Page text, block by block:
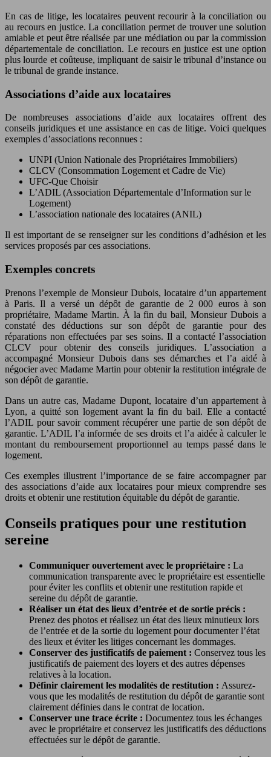
En cas de litige, les locataires peuvent recourir à la conciliation ou
au recours en justice. La conciliation permet de trouver une solution
amiable et peut être réalisée par une médiation ou par la commission
départementale de conciliation. Le recours en justice est une option
plus lourde et coûteuse, impliquant de saisir le tribunal d’instance ou
le tribunal de grande instance.
Associations d’aide aux locataires
De nombreuses associations d’aide aux locataires offrent des
conseils juridiques et une assistance en cas de litige. Voici quelques
exemples d’associations reconnues :
UNPI (Union Nationale des Propriétaires Immobiliers)
CLCV (Consommation Logement et Cadre de Vie)
UFC-Que Choisir
L’ADIL (Association Départementale d’Information sur le
Logement)
L’association nationale des locataires (ANIL)
Il est important de se renseigner sur les conditions d’adhésion et les
services proposés par ces associations.
Exemples concrets
Prenons l’exemple de Monsieur Dubois, locataire d’un appartement
à Paris. Il a versé un dépôt de garantie de 2 000 euros à son
propriétaire, Madame Martin. À la fin du bail, Monsieur Dubois a
constaté des déductions sur son dépôt de garantie pour des
réparations non effectuées par ses soins. Il a contacté l’association
CLCV pour obtenir des conseils juridiques. L’association a
accompagné Monsieur Dubois dans ses démarches et l’a aidé à
négocier avec Madame Martin pour obtenir la restitution intégrale de
son dépôt de garantie.
Dans un autre cas, Madame Dupont, locataire d’un appartement à
Lyon, a quitté son logement avant la fin du bail. Elle a contacté
l’ADIL pour savoir comment récupérer une partie de son dépôt de
garantie. L’ADIL l’a informée de ses droits et l’a aidée à calculer le
montant du remboursement proportionnel au temps passé dans le
logement.
Ces exemples illustrent l’importance de se faire accompagner par
des associations d’aide aux locataires pour mieux comprendre ses
droits et obtenir une restitution équitable du dépôt de garantie.
Conseils pratiques pour une restitution
sereine
Communiquer ouvertement avec le propriétaire : La
communication transparente avec le propriétaire est essentielle
pour éviter les conflits et obtenir une restitution rapide et
sereine du dépôt de garantie.
Réaliser un état des lieux d’entrée et de sortie précis :
Prenez des photos et réalisez un état des lieux minutieux lors
de l’entrée et de la sortie du logement pour documenter l’état
des lieux et éviter les litiges concernant les dommages.
Conserver des justificatifs de paiement : Conservez tous les
justificatifs de paiement des loyers et des autres dépenses
relatives à la location.
Définir clairement les modalités de restitution : Assurez-
vous que les modalités de restitution du dépôt de garantie sont
clairement définies dans le contrat de location.
Conserver une trace écrite : Documentez tous les échanges
avec le propriétaire et conservez les justificatifs des déductions
effectuées sur le dépôt de garantie.